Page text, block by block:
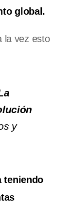
global.
la vez esto
y
teniendo